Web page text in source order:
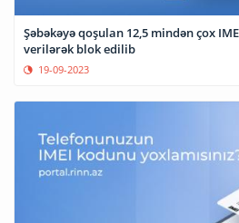
Şəbəkəyə qoşulan 12,5 mindən çox
verilərək blok edilib
19-09-2023